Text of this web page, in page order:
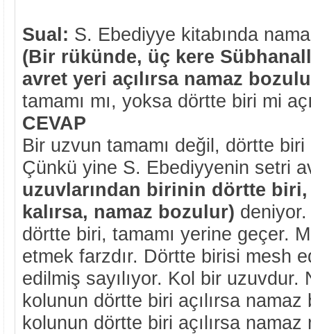
Sual: S. Ebediyye kitabında
(Bir rükünde, üç kere
avret yeri açılırsa namaz
tamamı mı, yoksa dörtte biri mi
CEVAP
Bir uzvun tamamı değil, dörtte biri
Çünkü yine S. Ebediyyenin setri
uzuvlarından birinin dörtte biri,
kalırsa, namaz bozulur) deniyor.
dörtte biri, tamamı yerine geçer.
etmek farzdır. Dörtte birisi mesh
edilmiş sayılıyor. Kol bir uzuvdur.
kolunun dörtte biri açılırsa
kolunun dörtte biri açılırsa namaz